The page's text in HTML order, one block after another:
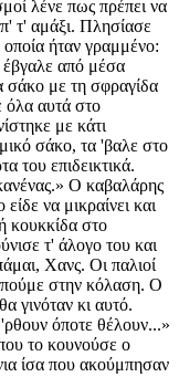
λένε πως πρέπει να
τ' αμάξι. Πλησίασε
ήταν γραμμένο:
από μέσα
σάκο με τη σφραγίδα
όλα αυτά στο
με κάτι
σάκο, τα 'βαλε στο
του επιδεικτικά.
Ο καβαλάρης
να μικραίνει και
κουκκίδα στο
τ' άλογο του και
Χανς. Οι παλιοί
στην κόλαση. Ο
γινόταν κι αυτό.
όποτε θέλουν...»
το κουνούσε ο
ίσα που ακούμπησαν